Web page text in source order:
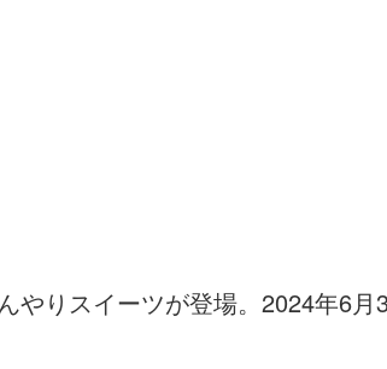
やりスイーツが登場。2024年6月